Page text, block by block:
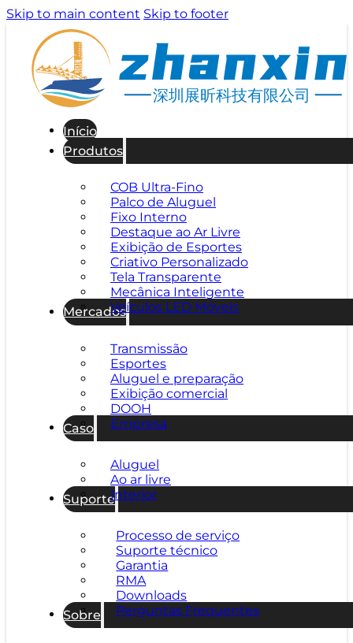
Skip to main content Skip to footer
深圳展昕科技有限公司
Início
Produtos
COB Ultra-Fino
Palco de Aluguel
Fixo Interno
Destaque ao Ar Livre
Exibição de Esportes
Criativo Personalizado
Tela Transparente
Mecânica Inteligente
Veículos LED Móveis
Mercados
Transmissão
Esportes
Aluguel e preparação
Exibição comercial
DOOH
Empresa
Caso
Aluguel
Ao ar livre
Interior
Suporte
Processo de serviço
Suporte técnico
Garantia
RMA
Downloads
Perguntas Frequentes
Sobre